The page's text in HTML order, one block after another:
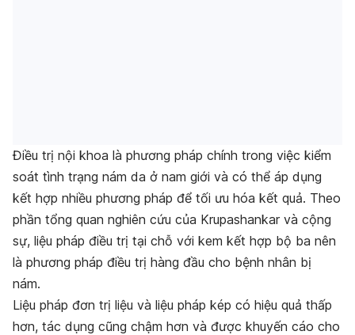
Điều trị nội khoa là phương pháp chính trong việc kiểm
soát tình trạng nám da ở nam giới và có thể áp dụng
kết hợp nhiều phương pháp để tối ưu hóa kết quả. Theo
phần tổng quan nghiên cứu của Krupashankar và cộng
sự, liệu pháp điều trị tại chỗ với kem kết hợp bộ ba nên
là phương pháp điều trị hàng đầu cho bệnh nhân bị
nám.
Liệu pháp đơn trị liệu và liệu pháp kép có hiệu quả thấp
hơn, tác dụng cũng chậm hơn và được khuyến cáo cho